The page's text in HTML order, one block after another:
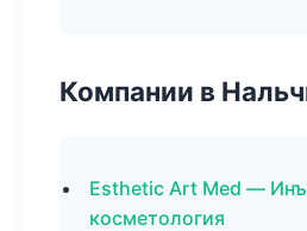
Компании в
Esthetic Art Med —
косметология